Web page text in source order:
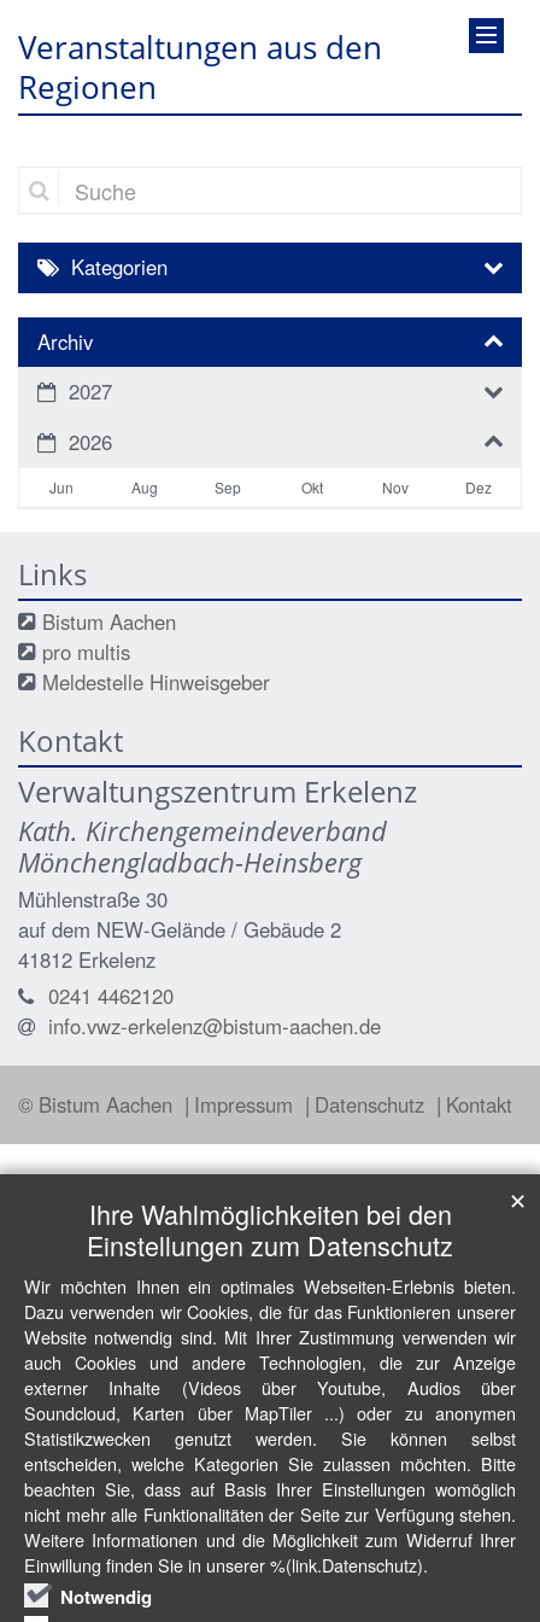
Veranstaltungen aus den
Regionen
Suche
Kategorien
Archiv
2027
2026
Jun Aug Sep Okt Nov Dez
Links
Bistum Aachen
pro multis
Meldestelle Hinweisgeber
Kontakt
Verwaltungszentrum Erkelenz
Kath. Kirchengemeindeverband
Mönchengladbach-Heinsberg
Mühlenstraße 30
auf dem NEW-Gelände / Gebäude 2
41812 Erkelenz
0241 4462120
info.vwz-erkelenz@bistum-aachen.de
© Bistum Aachen Impressum Datenschutz Kontakt
Ihre Wahlmöglichkeiten bei den
Einstellungen zum Datenschutz
Wir möchten Ihnen ein optimales Webseiten-Erlebnis bieten.
Dazu verwenden wir Cookies, die für das Funktionieren unserer
Website notwendig sind. Mit Ihrer Zustimmung verwenden wir
auch Cookies und andere Technologien, die zur Anzeige
externer Inhalte (Videos über Youtube, Audios über
Soundcloud, Karten über MapTiler ...) oder zu anonymen
Statistikzwecken genutzt werden. Sie können selbst
entscheiden, welche Kategorien Sie zulassen möchten. Bitte
beachten Sie, dass auf Basis Ihrer Einstellungen womöglich
nicht mehr alle Funktionalitäten der Seite zur Verfügung stehen.
Weitere Informationen und die Möglichkeit zum Widerruf Ihrer
Einwillung finden Sie in unserer %(link.Datenschutz).
Notwendig
✕